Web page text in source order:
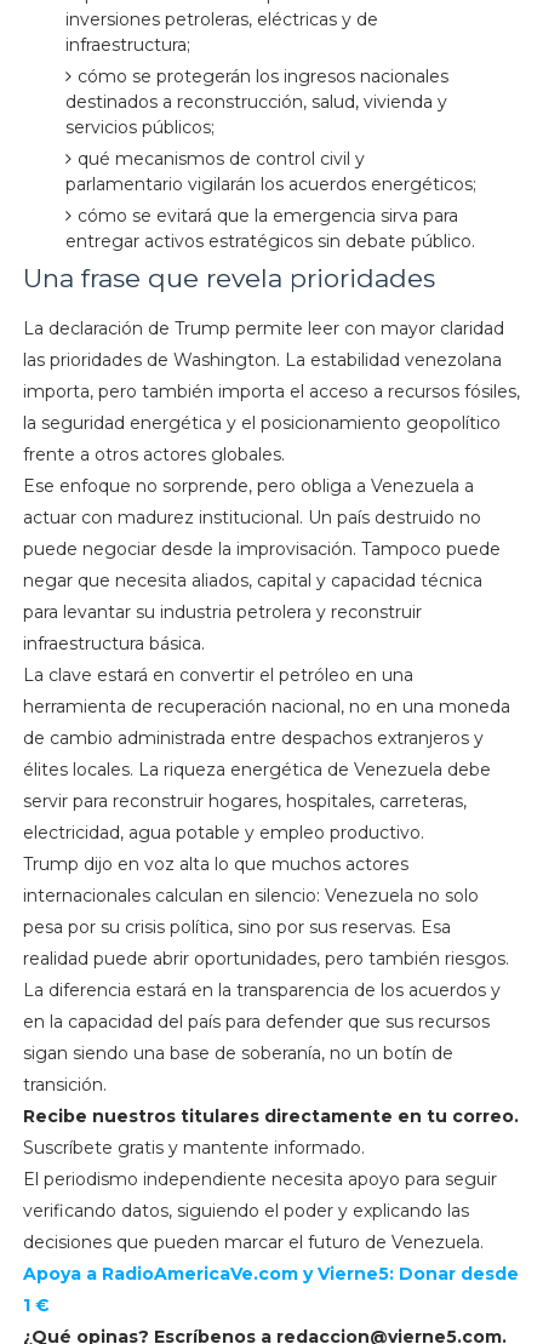
inversiones petroleras, eléctricas y de
infraestructura;
cómo se protegerán los ingresos nacionales
destinados a reconstrucción, salud, vivienda y
servicios públicos;
qué mecanismos de control civil y
parlamentario vigilarán los acuerdos energéticos;
cómo se evitará que la emergencia sirva para
entregar activos estratégicos sin debate público.
Una frase que revela prioridades
La declaración de Trump permite leer con mayor claridad
las prioridades de Washington. La estabilidad venezolana
importa, pero también importa el acceso a recursos fósiles,
la seguridad energética y el posicionamiento geopolítico
frente a otros actores globales.
Ese enfoque no sorprende, pero obliga a Venezuela a
actuar con madurez institucional. Un país destruido no
puede negociar desde la improvisación. Tampoco puede
negar que necesita aliados, capital y capacidad técnica
para levantar su industria petrolera y reconstruir
infraestructura básica.
La clave estará en convertir el petróleo en una
herramienta de recuperación nacional, no en una moneda
de cambio administrada entre despachos extranjeros y
élites locales. La riqueza energética de Venezuela debe
servir para reconstruir hogares, hospitales, carreteras,
electricidad, agua potable y empleo productivo.
Trump dijo en voz alta lo que muchos actores
internacionales calculan en silencio: Venezuela no solo
pesa por su crisis política, sino por sus reservas. Esa
realidad puede abrir oportunidades, pero también riesgos.
La diferencia estará en la transparencia de los acuerdos y
en la capacidad del país para defender que sus recursos
sigan siendo una base de soberanía, no un botín de
transición.
Recibe nuestros titulares directamente en tu correo.
Suscríbete gratis y mantente informado.
El periodismo independiente necesita apoyo para seguir
verificando datos, siguiendo el poder y explicando las
decisiones que pueden marcar el futuro de Venezuela.
Apoya a RadioAmericaVe.com y Vierne5: Donar desde
1 €
¿Qué opinas? Escríbenos a redaccion@vierne5.com.